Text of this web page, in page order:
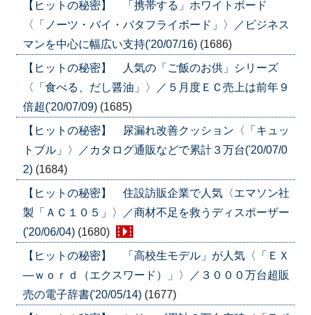
【ヒットの秘密】 「携帯する」ホワイトボード
〈「ノーツ・バイ・バタフライボード」〉／ビジネス
マンを中心に幅広い支持('20/07/16) (1686)
【ヒットの秘密】 人気の「ご飯のお供」シリーズ
〈「食べる、だし醤油」〉／５月度ＥＣ売上は前年９
倍超('20/07/09) (1685)
【ヒットの秘密】 尿漏れ改善クッション〈「キュッ
トブル」〉／カタログ通販などで累計３万台('20/07/0
2) (1684)
【ヒットの秘密】 住設訪販企業で人気〈エマソン社
製「ＡＣ１０５」〉／商材不足を救うディスポーザー
('20/06/04) (1680)
【ヒットの秘密】 「高校生モデル」が人気〈「ＥＸ
―ｗｏｒｄ（エクスワード）」〉／３０００万台超販
売の電子辞書('20/05/14) (1677)